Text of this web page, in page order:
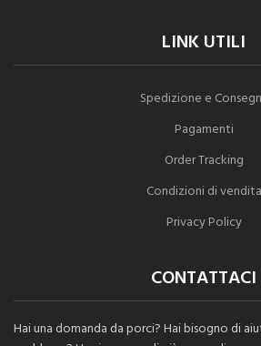
LINK UTILI
Spedizione e
Pagamenti
Order Tracking
Condizioni di vendita
Privacy Policy
CONTATTACI
Hai una domanda da porci? Hai bisogno di